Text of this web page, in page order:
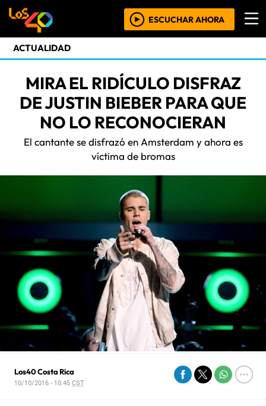
ESCUCHAR AHORA
ACTUALIDAD
MIRA EL RIDÍCULO DISFRAZ
DE JUSTIN BIEBER PARA QUE
NO LO RECONOCIERAN
El cantante se disfrazó en Amsterdam y ahora es
víctima de bromas
Los40 Costa Rica
10/10/2016 - 10:45CST